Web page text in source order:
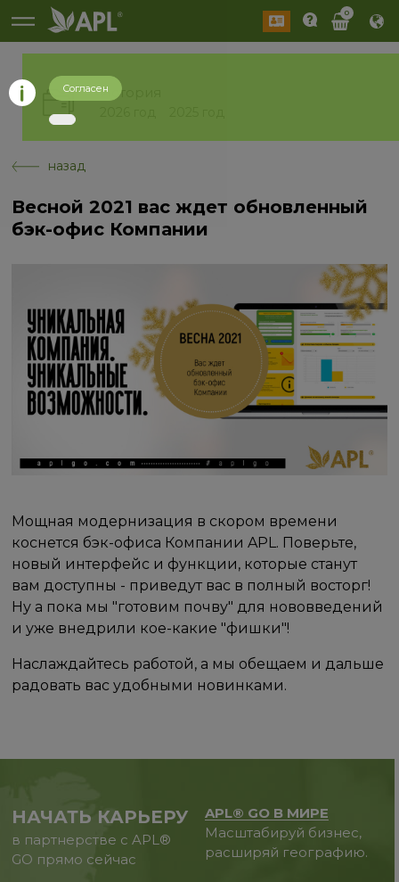
0
История
назад
Весной 2021 вас ждет обновленный
бэк-офис Компании
Мощная модернизация в скором времени
коснется бэк-офиса Компании APL. Поверьте,
новый интерфейс и функции, которые станут
вам доступны - приведут вас в полный восторг!
Ну а пока мы "готовим почву" для нововведений
и уже внедрили кое-какие "фишки"!
Наслаждайтесь работой, а мы обещаем и дальше
радовать вас удобными новинками.
НАЧАТЬ КАРЬЕРУ
в партнерстве с APL®
GO прямо сейчас
APL® GO В МИРЕ
Масштабируй бизнес,
расширяй географию.
Согласен